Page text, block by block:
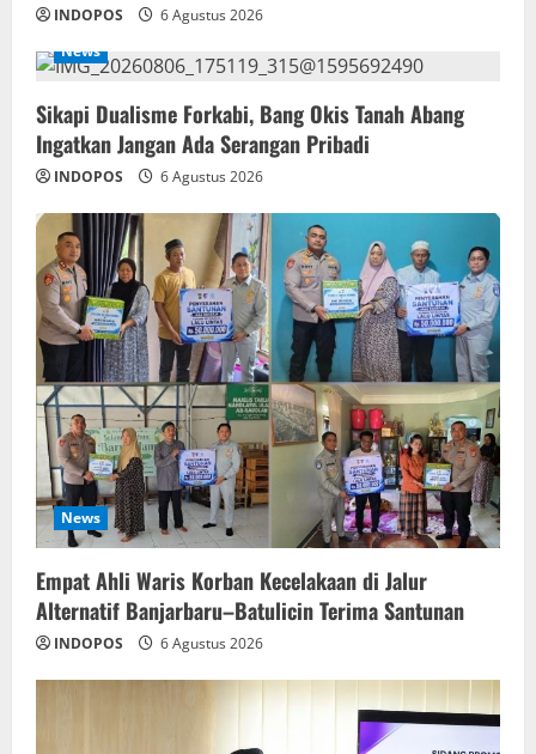
INDOPOS
6 Agustus 2026
News
Sikapi Dualisme Forkabi, Bang Okis Tanah Abang
Ingatkan Jangan Ada Serangan Pribadi
INDOPOS 6 Agustus 2026
News
Empat Ahli Waris Korban Kecelakaan di Jalur
Alternatif Banjarbaru–Batulicin Terima Santunan
INDOPOS 6 Agustus 2026